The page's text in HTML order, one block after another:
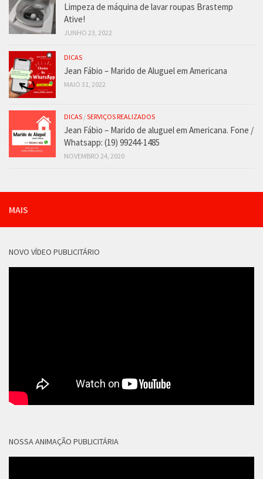
Limpeza de máquina de lavar roupas Brastemp
Ative!
JUNHO 23, 2022
DICAS
Jean Fábio – Marido de Aluguel em Americana
MAIO 31, 2022
DICAS /SERVIÇOS REALIZADOS
Jean Fábio – Marido de aluguel em Americana. Fone /
Whatsapp: (19) 99244-1485
NOVEMBRO 24, 2020
MAIS
NOVO VÍDEO PUBLICITÁRIO
NOSSA ANIMAÇÃO PUBLICITÁRIA